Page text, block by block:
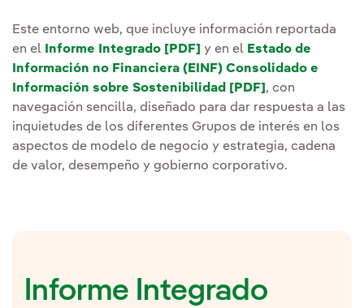
Este entorno web, que incluye información reportada
en el
Informe Integrado [PDF] y en el Estado de
Información no Financiera (EINF) Consolidado e
Información sobre Sostenibilidad [PDF] , con
navegación sencilla, diseñado para dar respuesta a las
inquietudes de los diferentes Grupos de interés en los
aspectos de modelo de negocio y estrategia, cadena
de valor, desempeño y gobierno corporativo.
Informe Integrado